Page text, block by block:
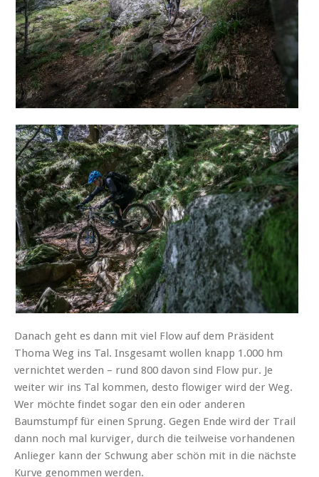
Danach geht es dann mit viel Flow auf dem Präsident
Thoma Weg ins Tal. Insgesamt wollen knapp 1.000 hm
vernichtet werden – rund 800 davon sind Flow pur. Je
weiter wir ins Tal kommen, desto flowiger wird der Weg.
Wer möchte findet sogar den ein oder anderen
Baumstumpf für einen Sprung. Gegen Ende wird der Trail
dann noch mal kurviger, durch die teilweise vorhandenen
Anlieger kann der Schwung aber schön mit in die nächste
Kurve genommen werden.